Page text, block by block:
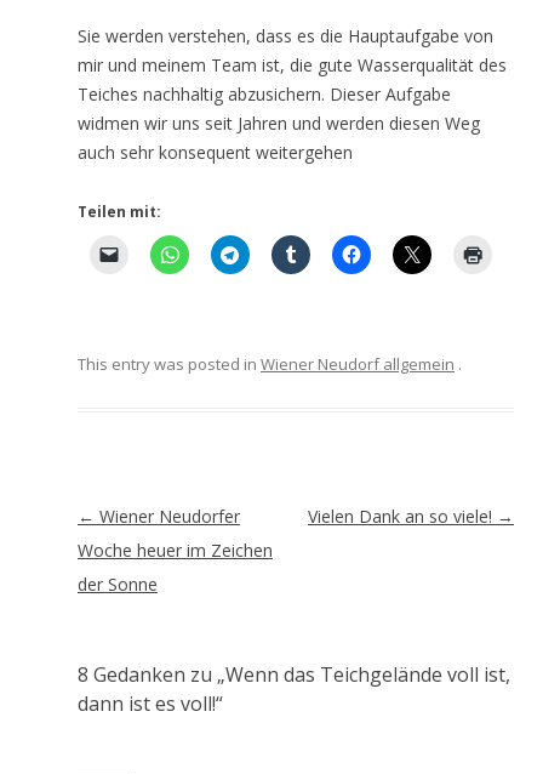
Sie werden verstehen, dass es die Hauptaufgabe von
mir und meinem Team ist, die gute Wasserqualität des
Teiches nachhaltig abzusichern. Dieser Aufgabe
widmen wir uns seit Jahren und werden diesen Weg
auch sehr konsequent weitergehen
Teilen mit:
This entry was posted in Wiener Neudorf allgemein .
Artikel-
Navigation
← Wiener Neudorfer
Woche heuer im Zeichen
der Sonne
Vielen Dank an so viele! →
8 Gedanken zu „Wenn das Teichgelände voll ist,
dann ist es voll!“